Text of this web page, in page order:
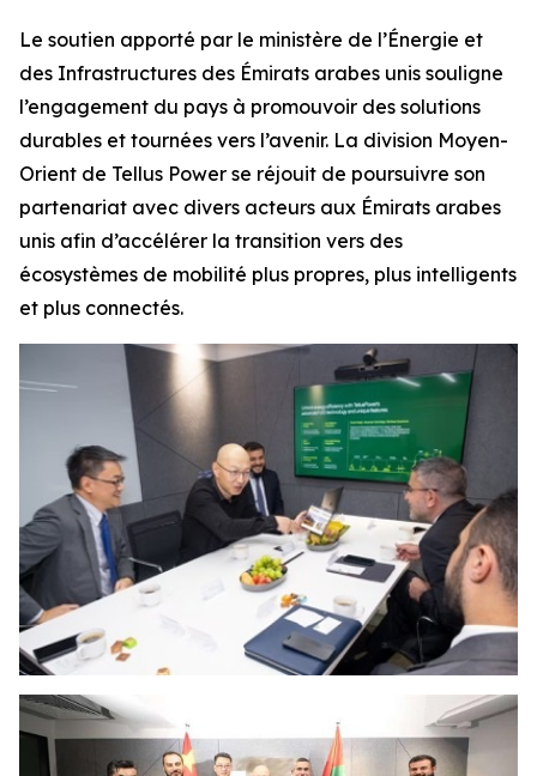
Le soutien apporté par le ministère de l’Énergie et
des Infrastructures des Émirats arabes unis souligne
l’engagement du pays à promouvoir des solutions
durables et tournées vers l’avenir. La division Moyen-
Orient de Tellus Power se réjouit de poursuivre son
partenariat avec divers acteurs aux Émirats arabes
unis afin d’accélérer la transition vers des
écosystèmes de mobilité plus propres, plus intelligents
et plus connectés.